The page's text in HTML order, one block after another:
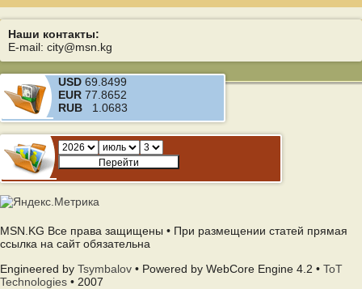
Наши контакты:
E-mail: city@msn.kg
USD 69.8499
EUR 77.8652
RUB 1.0683
MSN.KG Все права защищены • При размещении статей прямая
ссылка на сайт обязательна
Engineered by Tsymbalov • Powered by WebCore Engine 4.2 • ToT
Technologies • 2007